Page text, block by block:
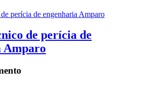
de perícia de
Amparo